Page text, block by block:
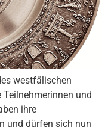
westfälischen
Teilnehmerinnen und
ihre
und dürfen sich nun